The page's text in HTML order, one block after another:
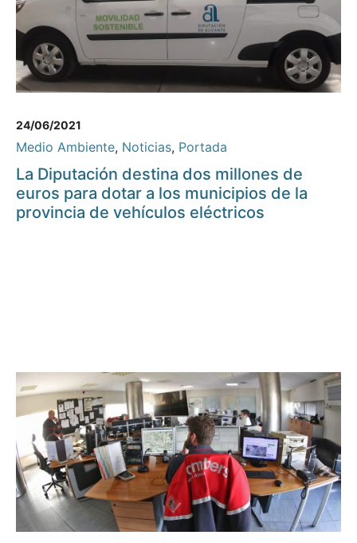
24/06/2021
Medio Ambiente, Noticias, Portada
La Diputación destina dos millones de
euros para dotar a los municipios de la
provincia de vehículos eléctricos